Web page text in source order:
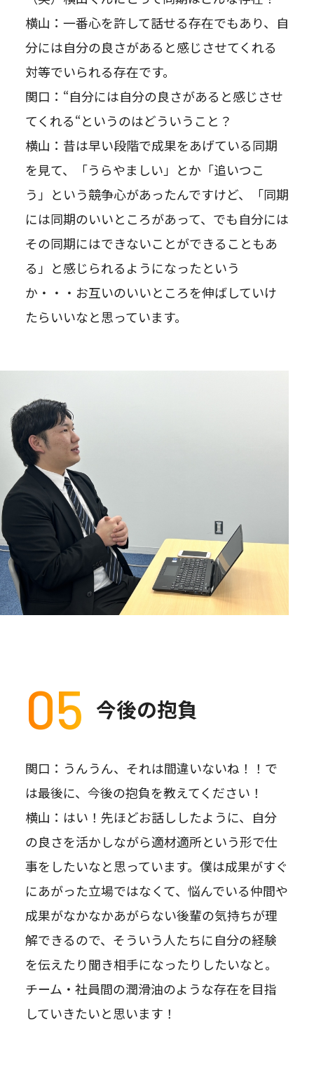
横山：一番心を許して話せる存在でもあり、自
分には自分の良さがあると感じさせてくれる
対等でいられる存在です。
関口：“自分には自分の良さがあると感じさせ
てくれる“というのはどういうこと？
横山：昔は早い段階で成果をあげている同期
を見て、「うらやましい」とか「追いつこ
う」という競争心があったんですけど、「同期
には同期のいいところがあって、でも自分には
その同期にはできないことができることもあ
る」と感じられるようになったという
か・・・お互いのいいところを伸ばしていけ
たらいいなと思っています。
05 今後の抱負
関口：うんうん、それは間違いないね！！で
は最後に、今後の抱負を教えてください！
横山：はい！先ほどお話ししたように、自分
の良さを活かしながら適材適所という形で仕
事をしたいなと思っています。僕は成果がすぐ
にあがった立場ではなくて、悩んでいる仲間や
成果がなかなかあがらない後輩の気持ちが理
解できるので、そういう人たちに自分の経験
を伝えたり聞き相手になったりしたいなと。
チーム・社員間の潤滑油のような存在を目指
していきたいと思います！